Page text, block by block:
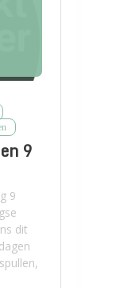
9
9
dit